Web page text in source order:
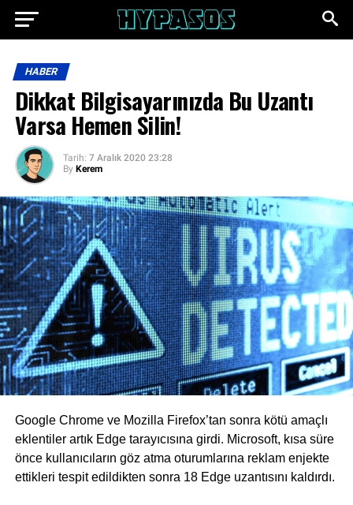
HABER
Dikkat Bilgisayarınızda Bu Uzantı
Varsa Hemen Silin!
Tarih: 7 Aralık 2020 23:28
By Kerem
Google Chrome ve Mozilla Firefox’tan sonra kötü amaçlı
eklentiler artık Edge tarayıcısına girdi. Microsoft, kısa süre
önce kullanıcıların göz atma oturumlarına reklam enjekte
ettikleri tespit edildikten sonra 18 Edge uzantısını kaldırdı.